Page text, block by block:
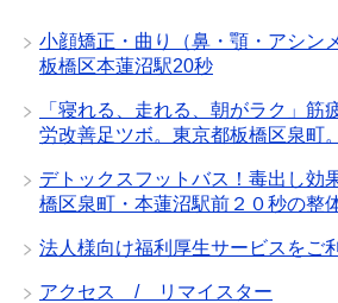
小顔矯正・曲り（鼻・顎・アシン
板橋区本蓮沼駅20秒
「寝れる、走れる、朝がラク」筋
労改善足ツボ。東京都板橋区泉町
デトックスフットバス！毒出し
橋区泉町・本蓮沼駅前２０秒の整
法人様向け福利厚生サービスをご
アクセス / リマイスター